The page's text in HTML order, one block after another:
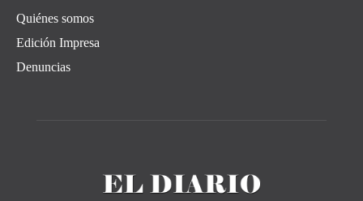
Quiénes somos
Edición Impresa
Denuncias